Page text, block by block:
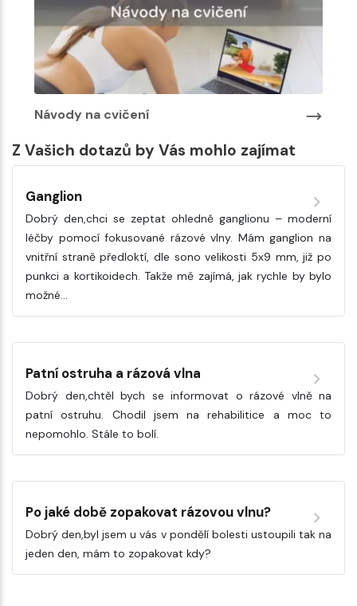
Návody na cvičení
Z Vašich dotazů by Vás mohlo zajímat
Ganglion
Dobrý den,chci se zeptat ohledně ganglionu – moderní
léčby pomocí fokusované rázové vlny. Mám ganglion na
vnitřní straně předloktí, dle sono velikosti 5x9 mm, již po
punkci a kortikoidech. Takže mě zajímá, jak rychle by bylo
možné…
Patní ostruha a rázová vlna
Dobrý den,chtěl bych se informovat o rázové vlně na
patní ostruhu. Chodil jsem na rehabilitice a moc to
nepomohlo. Stále to bolí.
Po jaké době zopakovat rázovou vlnu?
Dobrý den,byl jsem u vás v pondělí bolesti ustoupili tak na
jeden den, mám to zopakovat kdy?